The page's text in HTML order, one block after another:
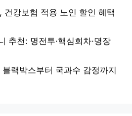
건강보험 적용 노인 할인 혜택
추천: 명전투·핵심회차·명장
랙박스부터 국과수 감정까지